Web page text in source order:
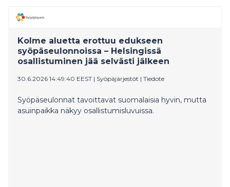
Kolme aluetta erottuu edukseen
syöpäseulonnoissa – Helsingissä
osallistuminen jää selvästi jälkeen
30.6.2026 14:49:40 EEST | Syöpäjärjestöt | Tiedote
Syöpäseulonnat tavoittavat suomalaisia hyvin, mutta
asuinpaikka näkyy osallistumisluvuissa.